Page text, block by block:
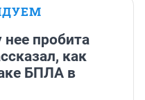
пробита
как
БПЛА в